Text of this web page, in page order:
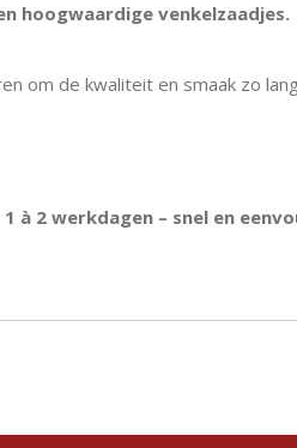
hoogwaardige venkelzaadjes.
om de kwaliteit en smaak zo
à 2 werkdagen – snel en